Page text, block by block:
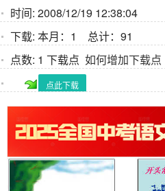
时间: 2008/12/19 12:38:04
下载: 本月：1 总计：91
点数: 1 下载点 如何增加下载点
点此下载